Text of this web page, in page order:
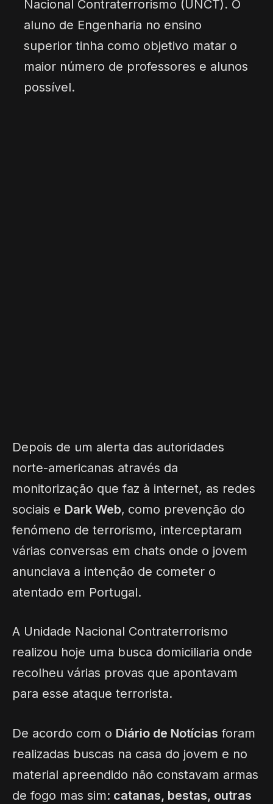
Nacional Contraterrorismo (UNCT). O
aluno de Engenharia no ensino
superior tinha como objetivo matar o
maior número de professores e alunos
possível.
Depois de um alerta das autoridades
norte-americanas através da
monitorização que faz à internet, as redes
sociais e Dark Web, como prevenção do
fenómeno de terrorismo, interceptaram
várias conversas em chats onde o jovem
anunciava a intenção de cometer o
atentado em Portugal.
A Unidade Nacional Contraterrorismo
realizou hoje uma busca domiciliaria onde
recolheu várias provas que apontavam
para esse ataque terrorista.
De acordo com o Diário de Notícias foram
realizadas buscas na casa do jovem e no
material apreendido não constavam armas
de fogo mas sim: catanas, bestas, outras